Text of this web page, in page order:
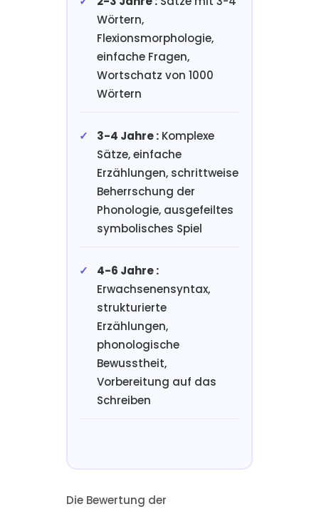
Wörtern,
Flexionsmorphologie,
einfache Fragen,
Wortschatz von 1000
Wörtern
3-4 Jahre :Komplexe
Sätze, einfache
Erzählungen, schrittweise
Beherrschung der
Phonologie, ausgefeiltes
symbolisches Spiel
4-6 Jahre :
Erwachsenensyntax,
strukturierte
Erzählungen,
phonologische
Bewusstheit,
Vorbereitung auf das
Schreiben
Die Bewertung der